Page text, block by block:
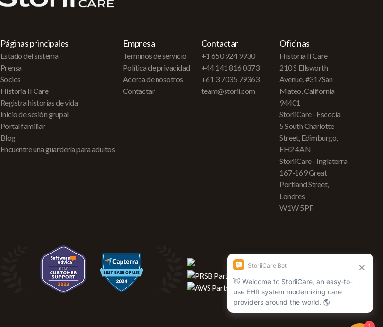
Páginas principales
Estado del sistema
Prensa
Socios
Historia II Care
Registra historias de vida
Inicio de sesión grupal
Portal familiar
Blog
Encuentre una guardería para adultos
Empresa
Términos de servicio
Política de privacidad
Acerca de nosotros
Contactar
Contactar
+1 650 924 9930
+44 141 816 0373
+61 3 7035 79363
team@storii.com
Oficinas
Historia II Care
210 S Ellsworth
Avenue, #317San
Mateo, California
94401
StoriiCare - Escocia
5 South Charlotte
Street, Edimburgo,
EH2 4AN
StoriiCare - Inglaterra
167-169 Great
Portland Street,
Londres
W1W 5PF